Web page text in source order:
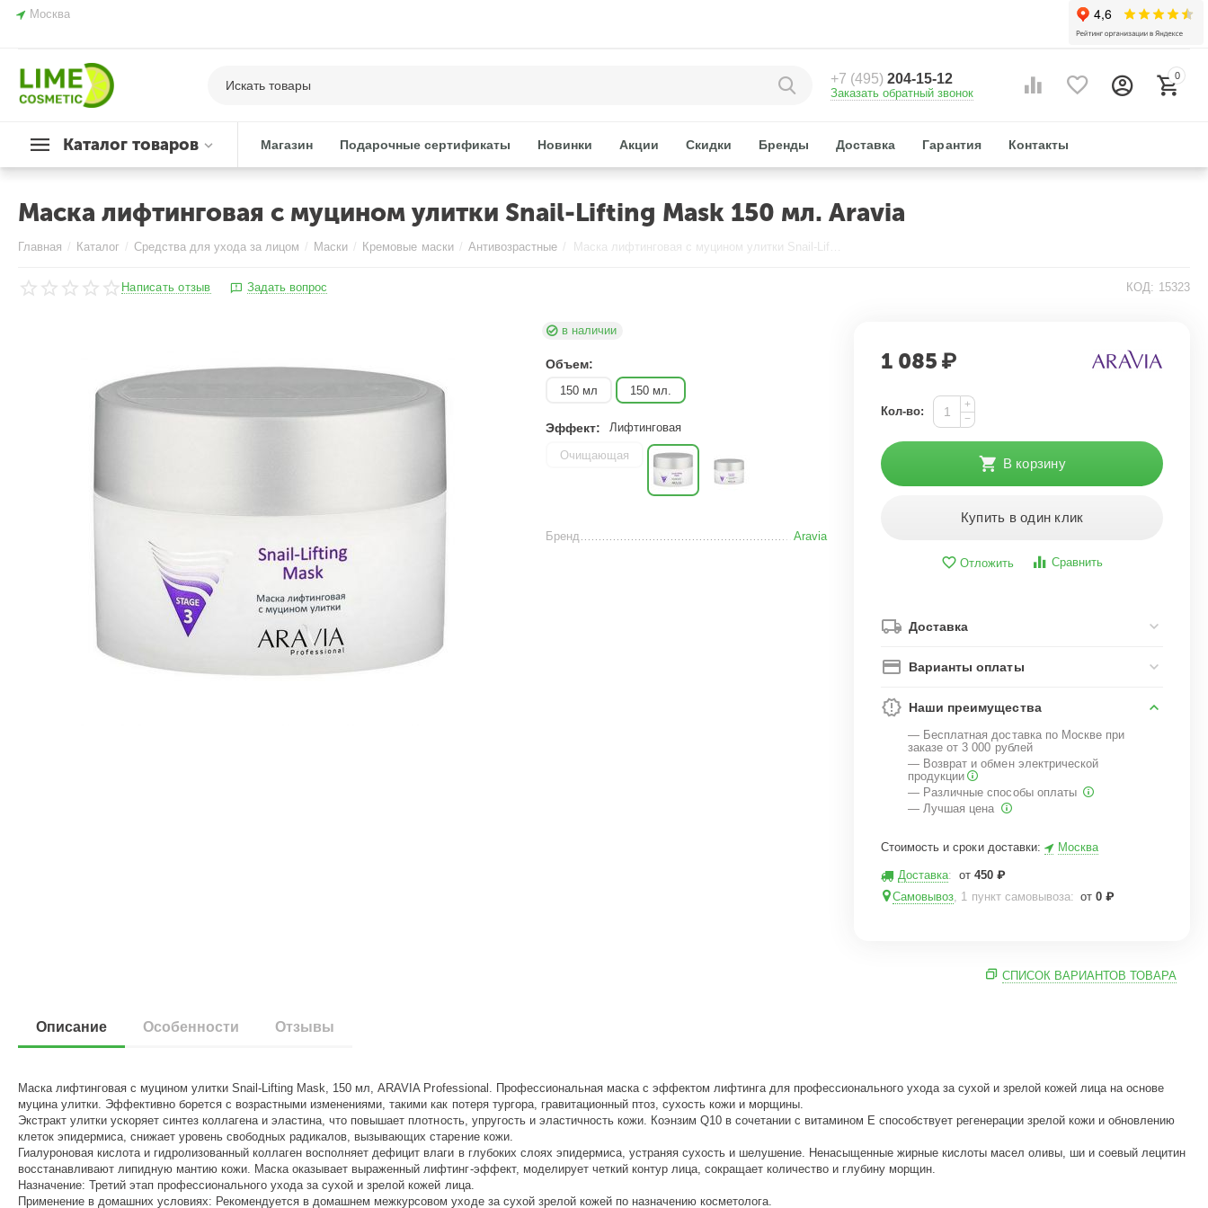
Москва
+7 (495)204-15-12
Заказать обратный звонок
0
Каталог товаров Магазин Подарочные сертификаты Новинки Акции Скидки Бренды Доставка Гарантия Контакты
Маска лифтинговая с муцином улитки Snail-Lifting Mask 150 мл. Aravia
Главная / Каталог / Средства для ухода за лицом / Маски / Кремовые маски / Антивозрастные / Маска лифтинговая с муцином улитки Snail-Lifting Mask 150 мл. Aravia
Написать отзыв Задать вопрос КОД: 15323
в наличии
Объем:
150 мл 150 мл.
Эффект: Лифтинговая
Очищающая
Бренд Aravia
1 085 ₽
Кол-во:
+
−
В корзину
Купить в один клик
Отложить Сравнить
Доставка
Варианты оплаты
Наши преимущества
— Бесплатная доставка по Москве при
заказе от 3 000 рублей
— Возврат и обмен электрической
продукции
— Различные способы оплаты
— Лучшая цена
Стоимость и сроки доставки: Москва
Доставка: от 450 ₽
Самовывоз, 1 пункт самовывоза: от 0 ₽
СПИСОК ВАРИАНТОВ ТОВАРА
Описание Особенности Отзывы
Маска лифтинговая с муцином улитки Snail-Lifting Mask, 150 мл, ARAVIA Professional. Профессиональная маска с эффектом лифтинга для профессионального ухода за сухой и зрелой кожей лица на основе
муцина улитки. Эффективно борется с возрастными изменениями, такими как потеря тургора, гравитационный птоз, сухость кожи и морщины.
Экстракт улитки ускоряет синтез коллагена и эластина, что повышает плотность, упругость и эластичность кожи. Коэнзим Q10 в сочетании с витамином Е способствует регенерации зрелой кожи и обновлению
клеток эпидермиса, снижает уровень свободных радикалов, вызывающих старение кожи.
Гиалуроновая кислота и гидролизованный коллаген восполняет дефицит влаги в глубоких слоях эпидермиса, устраняя сухость и шелушение. Ненасыщенные жирные кислоты масел оливы, ши и соевый лецитин
восстанавливают липидную мантию кожи. Маска оказывает выраженный лифтинг-эффект, моделирует четкий контур лица, сокращает количество и глубину морщин.
Назначение: Третий этап профессионального ухода за сухой и зрелой кожей лица.
Применение в домашних условиях: Рекомендуется в домашнем межкурсовом уходе за сухой зрелой кожей по назначению косметолога.